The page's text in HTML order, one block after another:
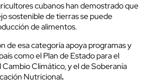
cubanos han demostrado que
sostenible de tierras se puede
de alimentos.
de esa categoría apoya programas y
como el Plan de Estado para el
Climático, y el de Soberanía
Nutricional.